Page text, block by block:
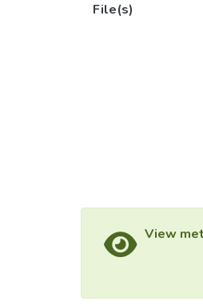
File(s)
View